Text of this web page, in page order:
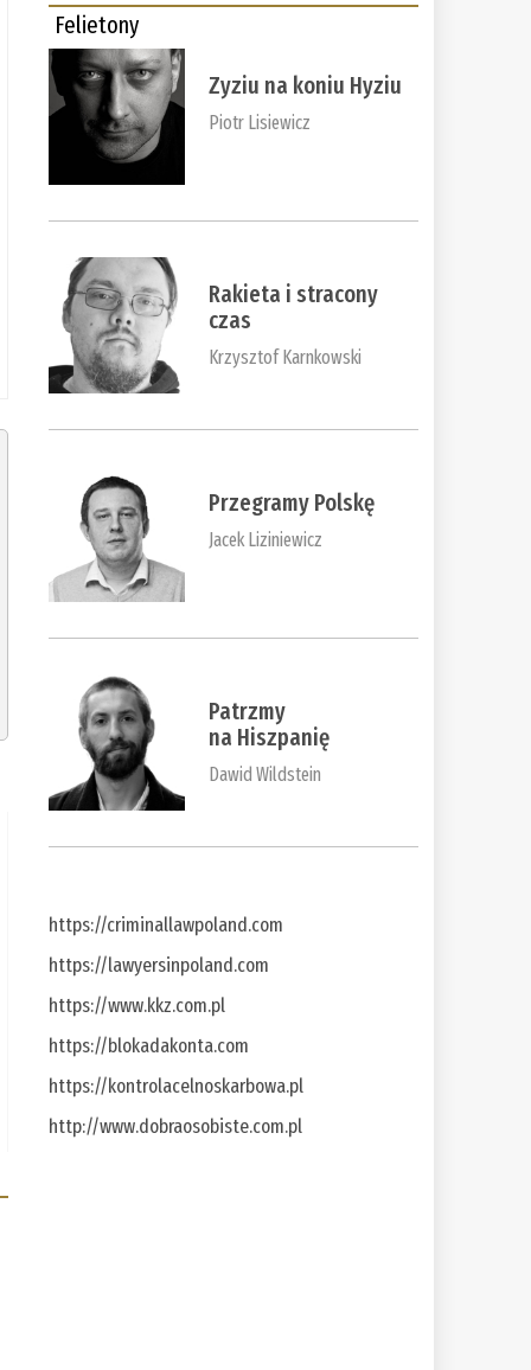
Felietony
Zyziu na koniu Hyziu
Piotr Lisiewicz
Rakieta i stracony
czas
Krzysztof Karnkowski
Przegramy Polskę
Jacek Liziniewicz
Patrzmy
na Hiszpanię
Dawid Wildstein
https://criminallawpoland.com
https://lawyersinpoland.com
https://www.kkz.com.pl
https://blokadakonta.com
https://kontrolacelnoskarbowa.pl
http://www.dobraosobiste.com.pl